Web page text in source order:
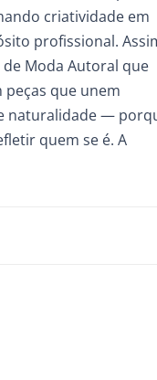
criatividade em
profissional.
Moda Autoral que
que unem
naturalidade —
quem se é. A